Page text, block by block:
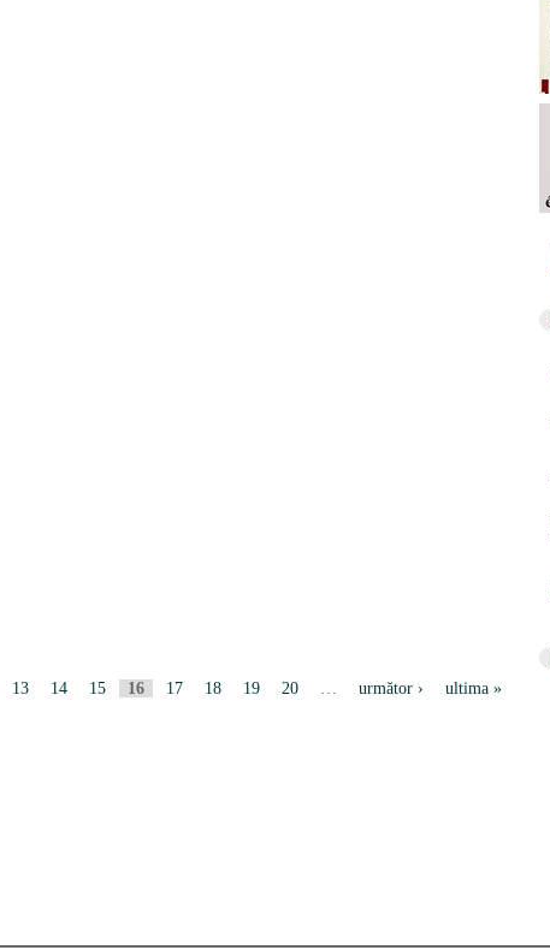
13 14 15 16 17 18 19 20 următor › ultima »